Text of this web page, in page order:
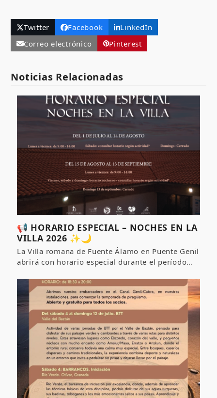
Twitter Facebook
LinkedIn
Correo electrónico
Pinterest
Noticias Relacionadas
📢 HORARIO ESPECIAL – NOCHES EN LA
VILLA 2026 ✨🌙
La Villa romana de Fuente Álamo en Puente Genil
abrirá con horario especial durante el período…